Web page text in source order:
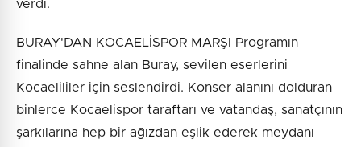
verdi.
BURAY'DAN KOCAELİSPOR MARŞI Programın
finalinde sahne alan Buray, sevilen eserlerini
Kocaelililer için seslendirdi. Konser alanını dolduran
binlerce Kocaelispor taraftarı ve vatandaş, sanatçının
şarkılarına hep bir ağızdan eşlik ederek meydanı